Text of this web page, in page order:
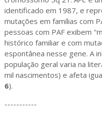
identificado em 1987, e
mutações em famílias com
pessoas com PAF exibem
histórico familiar e com
espontânea nesse gene. A
população geral varia na
mil nascimentos) e afeta
6).
-----------